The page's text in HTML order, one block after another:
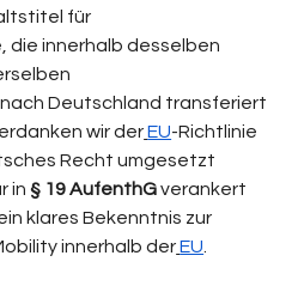
für
innerhalb desselben
Deutschland transferiert
wir derEU-Richtlinie
Recht umgesetzt
in § 19 AufenthG verankert
klares Bekenntnis zur
innerhalb derEU